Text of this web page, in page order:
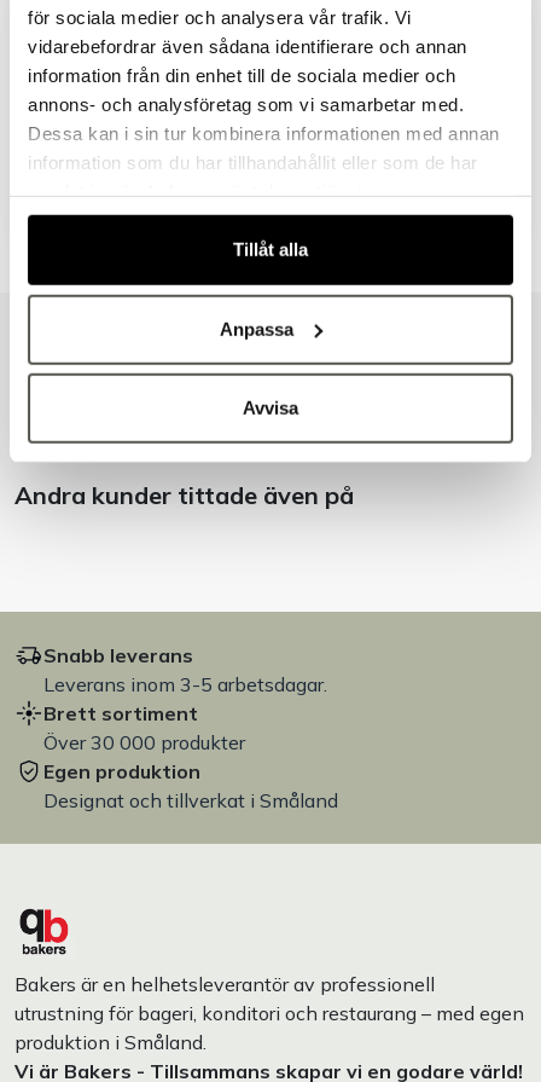
för sociala medier och analysera vår trafik. Vi
vidarebefordrar även sådana identifierare och annan
information från din enhet till de sociala medier och
annons- och analysföretag som vi samarbetar med.
Dessa kan i sin tur kombinera informationen med annan
information som du har tillhandahållit eller som de har
Tillåt alla
Anpassa
Avvisa
Säkra betalningar
Leverans 1–3 dagar
Brett sortiment
Produktbeskrivning
Dokument & produktblad
Liknande produkter
Andra kunder tittade även på
Snabb leverans
Leverans inom 3-5 arbetsdagar.
Brett sortiment
Över 30 000 produkter
Egen produktion
Designat och tillverkat i Småland
Bakers är en helhetsleverantör av professionell
utrustning för bageri, konditori och restaurang – med egen
produktion i Småland.
Vi är Bakers - Tillsammans skapar vi en godare värld!
Välkommen till Bakers!
Handlar du som företag eller privatperson?
Fortsätt som privatperson